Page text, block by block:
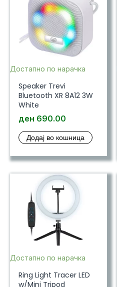
Достапно по нарачка
Speaker Trevi
Bluetooth XR 8A12 3W
White
ден 690.00
Додај во кошница
Достапно по нарачка
Ring Light Tracer LED
w/Mini Tripod